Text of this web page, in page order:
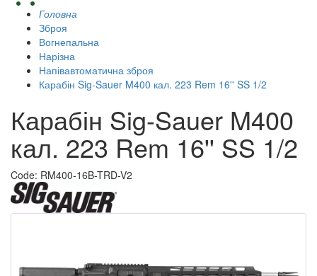
Головна
Зброя
Вогнепальна
Нарізна
Напівавтоматична зброя
Карабін Sig-Sauer M400 кал. 223 Rem 16'' SS 1/2
Карабін Sig-Sauer M400
кал. 223 Rem 16'' SS 1/2
Code: RM400-16B-TRD-V2